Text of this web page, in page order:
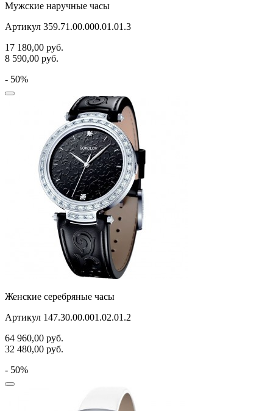
Мужские наручные часы
Артикул 359.71.00.000.01.01.3
17 180,00 руб.
8 590,00 руб.
- 50%
Женские серебряные часы
Артикул 147.30.00.001.02.01.2
64 960,00 руб.
32 480,00 руб.
- 50%